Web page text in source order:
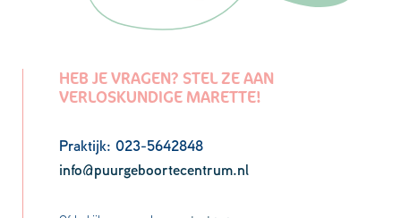
HEB JE VRAGEN? STEL ZE AAN
VERLOSKUNDIGE MARETTE!
Praktijk: 023-5642848
info@puurgeboortecentrum.nl